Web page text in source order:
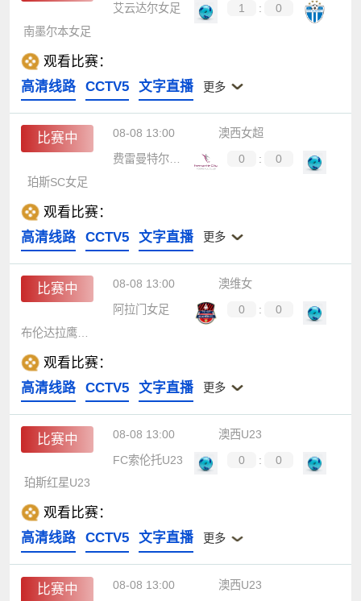
艾云达尔女足 1 :
0
南墨尔本女足
观看比赛：
高清线路
CCTV5 文字直播 更多
比赛中 08-08 13:00
澳西女超
费雷曼特尔市女足
0 :
0
珀斯SC女足
观看比赛：
高清线路
CCTV5 文字直播 更多
比赛中 08-08 13:00
澳维女
阿拉门女足
0 :
0
观看比赛：
高清线路
CCTV5 文字直播 更多
比赛中 08-08 13:00
澳西U23
FC索伦托U23
0 :
0
珀斯红星U23
观看比赛：
高清线路
CCTV5 文字直播 更多
比赛中 08-08 13:00
澳西U23